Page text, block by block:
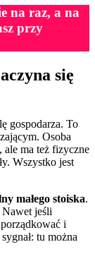
na raz, a na
przy
się
gospodarza. To
Osoba
ale ma też fizyczne
Wszystko jest
małego stoiska.
jeśli
i
tu można